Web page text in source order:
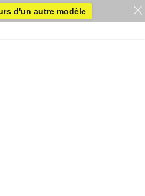
d'un autre modèle